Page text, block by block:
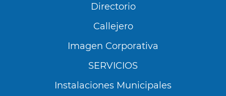
Directorio
Callejero
Imagen Corporativa
SERVICIOS
Instalaciones Municipales